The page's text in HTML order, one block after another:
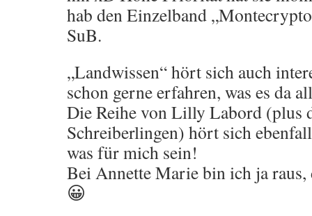
hab den Einzelband
SuB.
„Landwissen“ hört sich auch
schon gerne erfahren, was es da
Die Reihe von Lilly Labord (plus
Schreiberlingen) hört sich
was für mich sein!
Bei Annette Marie bin ich ja raus,
😀